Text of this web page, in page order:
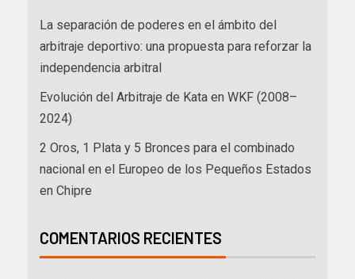
La separación de poderes en el ámbito del
arbitraje deportivo: una propuesta para reforzar la
independencia arbitral
Evolución del Arbitraje de Kata en WKF (2008–
2024)
2 Oros, 1 Plata y 5 Bronces para el combinado
nacional en el Europeo de los Pequeños Estados
en Chipre
COMENTARIOS RECIENTES